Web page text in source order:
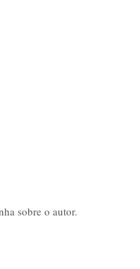
sobre o autor.